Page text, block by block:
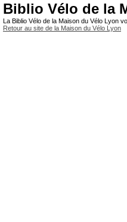
Biblio Vélo de la
La Biblio Vélo de la Maison du Vélo Lyon
Retour au site de la Maison du Vélo Lyon